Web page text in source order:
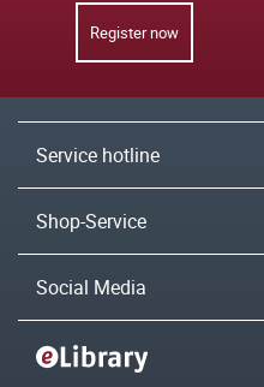
Register now
Service hotline
Shop-Service
Social Media